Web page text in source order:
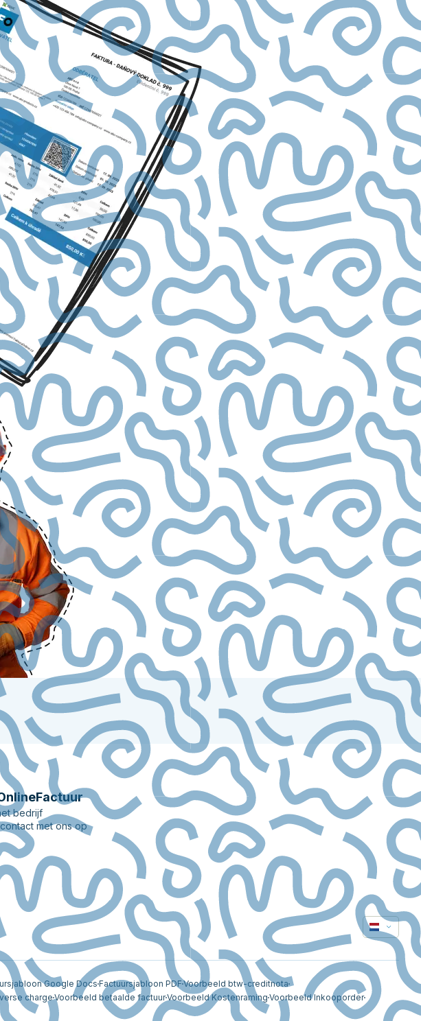
bedrijf
met ons op
Google DocsFactuursjabloon PDF Voorbeeld btw-creditnota
chargeVoorbeeld betaalde factuurVoorbeeld Kostenraming Voorbeeld Inkooporder